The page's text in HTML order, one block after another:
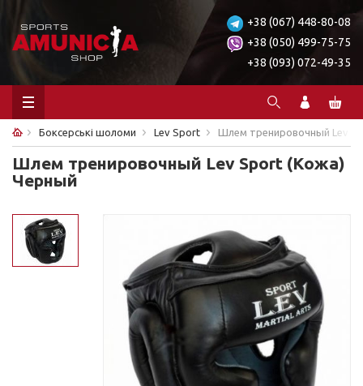
+38 (067) 448-80-08
+38 (050) 499-75-75
+38 (093) 072-49-35
Боксерські шоломи Lev Sport Шлем тренировочный Lev
Шлем тренировочный Lev Sport (Кожа)
Черный